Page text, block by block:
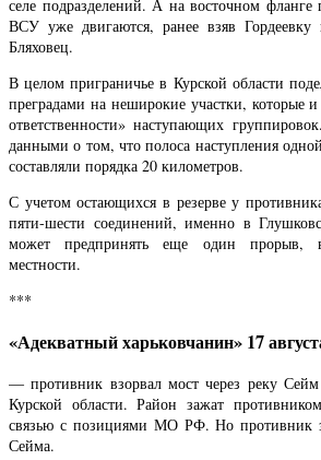
селе подразделений. А на восточном фланге
ВСУ уже двигаются, ранее взяв Гордеевку
Бляховец.
В целом приграничье в Курской области
преградами на неширокие участки, которые и
ответственности» наступающих
данными о том, что полоса наступления
составляли порядка 20 километров.
С учетом остающихся в резерве у
пяти-шести соединений, именно в
может предпринять еще один прорыв,
местности.
***
«Адекватный харьковчанин» 17
— противник взорвал мост через реку
Курской области. Район зажат
связью с позициями МО РФ. Но противник
Сейма.